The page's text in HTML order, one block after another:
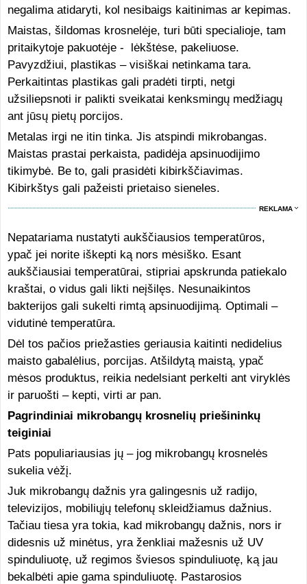
negalima atidaryti, kol nesibaigs kaitinimas ar kepimas.
Maistas, šildomas krosnelėje, turi būti specialioje, tam
pritaikytoje pakuotėje - lėkštėse, pakeliuose.
Pavyzdžiui, plastikas – visiškai netinkama tara.
Perkaitintas plastikas gali pradėti tirpti, netgi
užsiliepsnoti ir palikti sveikatai kenksmingų medžiagų
ant jūsų pietų porcijos.
Metalas irgi ne itin tinka. Jis atspindi mikrobangas.
Maistas prastai perkaista, padidėja apsinuodijimo
tikimybė. Be to, gali prasidėti kibirkščiavimas.
Kibirkštys gali pažeisti prietaiso sieneles.
REKLAMA
Nepatariama nustatyti aukščiausios temperatūros,
ypač jei norite iškepti ką nors mėsiško. Esant
aukščiausiai temperatūrai, stipriai apskrunda patiekalo
kraštai, o vidus gali likti neįšilęs. Nesunaikintos
bakterijos gali sukelti rimtą apsinuodijimą. Optimali –
vidutinė temperatūra.
Dėl tos pačios priežasties geriausia kaitinti nedidelius
maisto gabalėlius, porcijas. Atšildytą maistą, ypač
mėsos produktus, reikia nedelsiant perkelti ant viryklės
ir paruošti – kepti, virti ar pan.
Pagrindiniai mikrobangų krosnelių priešininkų
teiginiai
Pats populiariausias jų – jog mikrobangų krosnelės
sukelia vėžį.
Juk mikrobangų dažnis yra galingesnis už radijo,
televizijos, mobiliųjų telefonų skleidžiamus dažnius.
Tačiau tiesa yra tokia, kad mikrobangų dažnis, nors ir
didesnis už minėtus, yra ženkliai mažesnis už UV
spinduliuotę, už regimos šviesos spinduliuotę, ką jau
bekalbėti apie gama spinduliuotę. Pastarosios